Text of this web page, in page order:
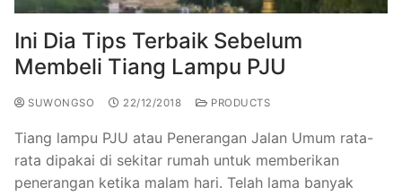
Ini Dia Tips Terbaik Sebelum
Membeli Tiang Lampu PJU
SUWONGSO 22/12/2018 PRODUCTS
Tiang lampu PJU atau Penerangan Jalan Umum rata-
rata dipakai di sekitar rumah untuk memberikan
penerangan ketika malam hari. Telah lama banyak